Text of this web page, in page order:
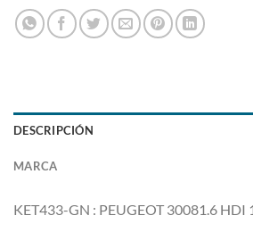
DESCRIPCIÓN
MARCA
KET433-GN : PEUGEOT 30081.6